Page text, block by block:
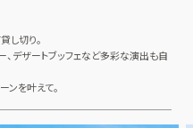
し切り。
、デザートブッフェなど多彩な演出も自
ンを叶えて。